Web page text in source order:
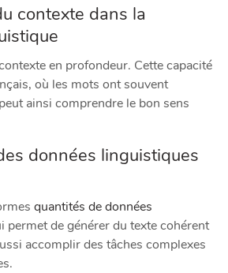
contexte dans la
en profondeur. Cette capacité
où les mots ont souvent
ainsi comprendre le bon sens
données linguistiques
quantités de données
permet de générer du texte cohérent
accomplir des tâches complexes